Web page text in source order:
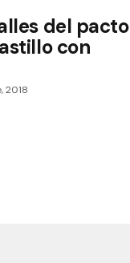
del pacto
con
2018